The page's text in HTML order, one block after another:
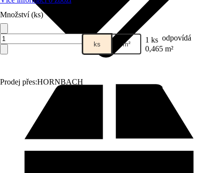
Prodej přes:HORNBACH
Množství (ks)
ks m² 1 ks odpovídá
0,465 m²